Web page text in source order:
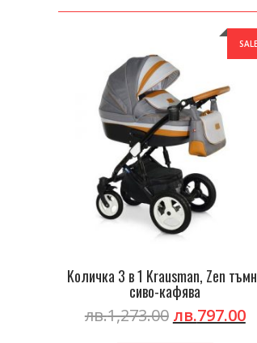
Kоличка 3 в 1 Krausman, Zen
сиво-кафява
лв.1,273.00 Original
лв.797.00